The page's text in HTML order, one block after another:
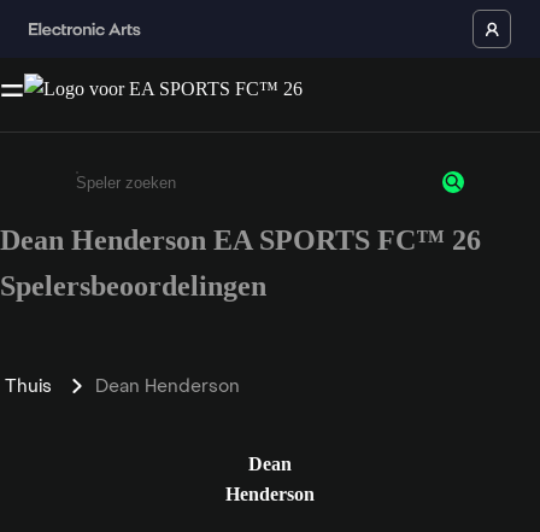
Enter a minimum of 3 characters or numbers
Dean Henderson EA SPORTS FC™ 26
Spelersbeoordelingen
Thuis Dean Henderson
Dean
Henderson